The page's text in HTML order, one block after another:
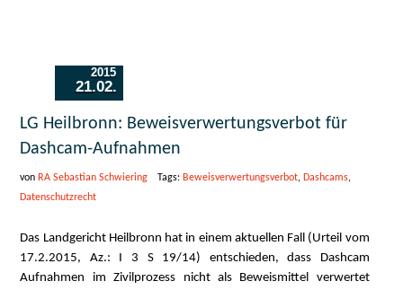
2015
21.02.
LG Heilbronn: Beweisverwertungsverbot für
Dashcam-Aufnahmen
von RA Sebastian Schwiering Tags: Beweisverwertungsverbot, Dashcams,
Datenschutzrecht
Das Landgericht Heilbronn hat in einem aktuellen Fall (Urteil vom
17.2.2015, Az.: I 3 S 19/14) entschieden, dass Dashcam
Aufnahmen im Zivilprozess nicht als Beweismittel verwertet